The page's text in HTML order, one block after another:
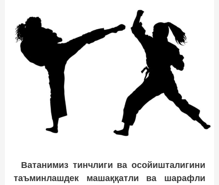
Ватанимиз тинчлиги ва осойишталигини
таъминлашдек машаққатли ва шарафли